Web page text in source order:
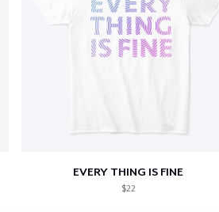
EVERY THING IS FINE
$22